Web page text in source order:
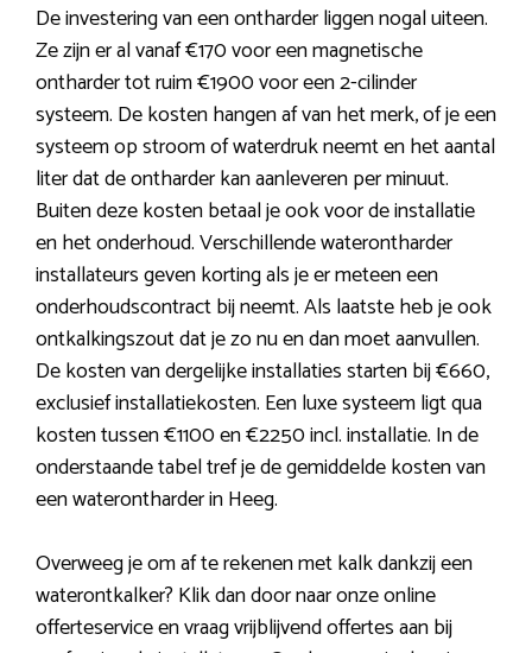
De investering van een ontharder liggen nogal uiteen.
Ze zijn er al vanaf €170 voor een magnetische
ontharder tot ruim €1900 voor een 2-cilinder
systeem. De kosten hangen af van het merk, of je een
systeem op stroom of waterdruk neemt en het aantal
liter dat de ontharder kan aanleveren per minuut.
Buiten deze kosten betaal je ook voor de installatie
en het onderhoud. Verschillende waterontharder
installateurs geven korting als je er meteen een
onderhoudscontract bij neemt. Als laatste heb je ook
ontkalkingszout dat je zo nu en dan moet aanvullen.
De kosten van dergelijke installaties starten bij €660,
exclusief installatiekosten. Een luxe systeem ligt qua
kosten tussen €1100 en €2250 incl. installatie. In de
onderstaande tabel tref je de gemiddelde kosten van
een waterontharder in Heeg.
Overweeg je om af te rekenen met kalk dankzij een
waterontkalker? Klik dan door naar onze online
offerteservice en vraag vrijblijvend offertes aan bij